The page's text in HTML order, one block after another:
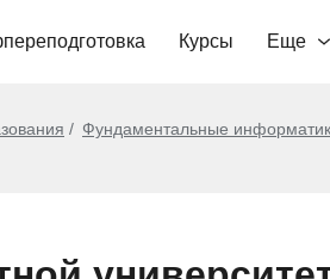
Курсы Еще
Фундаментальные